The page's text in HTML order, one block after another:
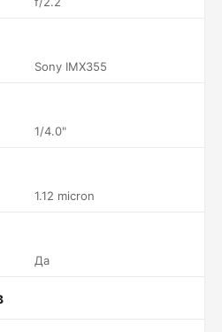
Sony IMX355
1/4.0"
1.12 micron
Да